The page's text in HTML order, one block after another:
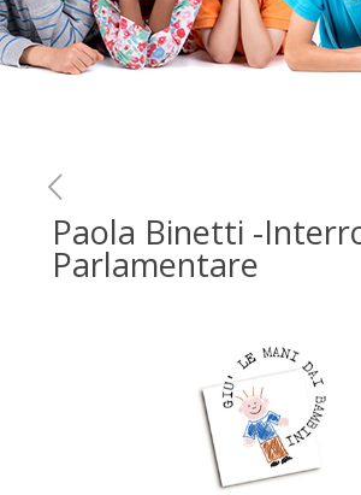
Paola Binetti -
Parlamentare